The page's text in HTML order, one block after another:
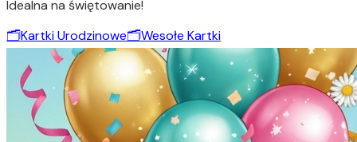
Idealna na świętowanie!
🗂️Kartki Urodzinowe🗂️Wesołe Kartki